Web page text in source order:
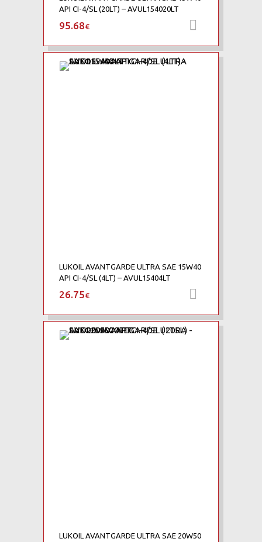
API CI-4/SL (20LT) – AVUL154020LT
95.68€
LUKOIL AVANTGARDE ULTRA SAE 15W40
API CI-4/SL (4LT) – AVUL15404LT
26.75€
LUKOIL AVANTGARDE ULTRA SAE 20W50